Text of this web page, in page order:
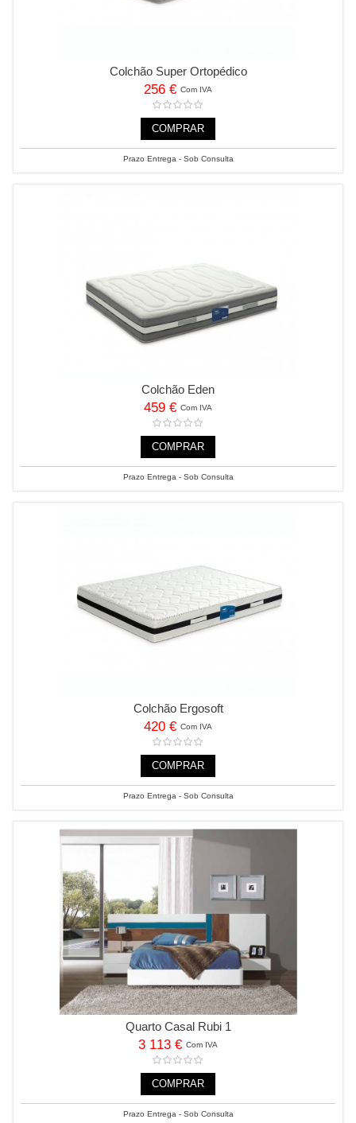
Colchão Super Ortopédico
256 € Com IVA
COMPRAR
Prazo Entrega - Sob Consulta
Colchão Eden
459 € Com IVA
COMPRAR
Prazo Entrega - Sob Consulta
Colchão Ergosoft
420 € Com IVA
COMPRAR
Prazo Entrega - Sob Consulta
Quarto Casal Rubi 1
3 113 € Com IVA
COMPRAR
Prazo Entrega - Sob Consulta